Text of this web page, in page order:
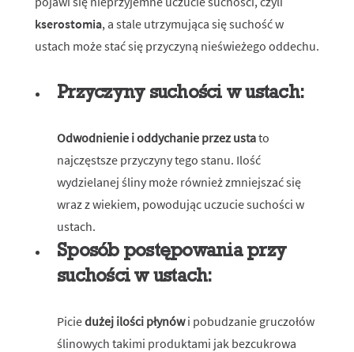
kserostomia, a stale utrzymująca się suchość w
ustach może stać się przyczyną nieświeżego oddechu.
Przyczyny suchości w ustach:
Odwodnienie i oddychanie przez ustato
najczęstsze przyczyny tego stanu. Ilość
wydzielanej śliny może również zmniejszać się
wraz z wiekiem, powodując uczucie suchości w
ustach.
Sposób postępowania przy
suchości w ustach:
Piciedużej ilości płynówi pobudzanie gruczołów
ślinowych takimi produktami jak bezcukrowa